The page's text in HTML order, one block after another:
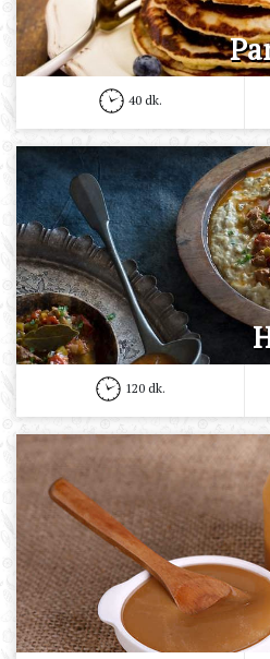
40 dk.
120 dk.